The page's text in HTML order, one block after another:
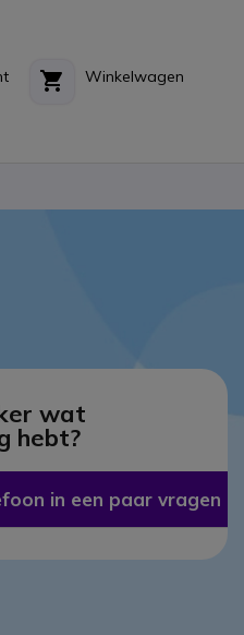
Winkelwagen
wat
hebt?
in een paar vragen